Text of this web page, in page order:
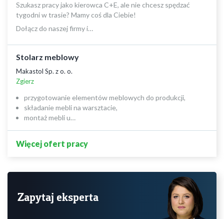
Szukasz pracy jako kierowca C+E, ale nie chcesz spędzać
tygodni w trasie? Mamy coś dla Ciebie!
Dołącz do naszej firmy i…
Stolarz meblowy
Makastol Sp. z o. o.
Zgierz
przygotowanie elementów meblowych do produkcji,
składanie mebli na warsztacie,
montaż mebli u…
Więcej ofert pracy
Zapytaj eksperta